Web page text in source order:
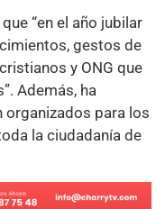
“en el año jubilar
gestos de
y ONG que
Además, ha
para los
la ciudadanía de